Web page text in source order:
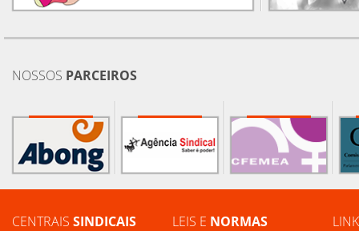
NOSSOS PARCEIROS
CENTRAIS SINDICAIS LEIS E NORMAS